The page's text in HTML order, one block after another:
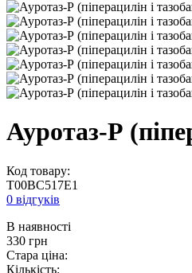
Ауротаз-Р
Код товару:
T00BC517E1
0 відгуків
В наявності
330 грн
Стара ціна:
Кількість: